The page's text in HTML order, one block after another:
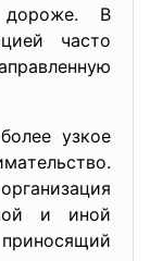
дороже. В
чacто
узкое
и иной